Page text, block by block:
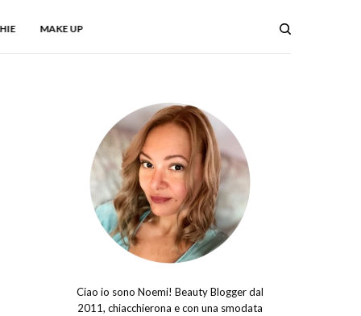
MAKE UP
Ciao io sono Noemi! Beauty Blogger dal
2011, chiacchierona e con una smodata